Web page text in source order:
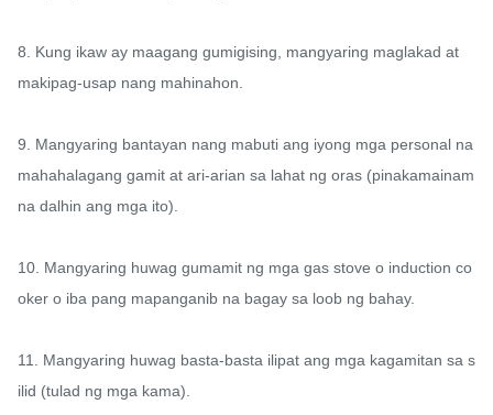
8. Kung ikaw ay maagang gumigising, mangyaring maglakad at
makipag-usap nang mahinahon.
9. Mangyaring bantayan nang mabuti ang iyong mga personal na
mahahalagang gamit at ari-arian sa lahat ng oras (pinakamainam
na dalhin ang mga ito).
10. Mangyaring huwag gumamit ng mga gas stove o induction co
oker o iba pang mapanganib na bagay sa loob ng bahay.
11. Mangyaring huwag basta-basta ilipat ang mga kagamitan sa s
ilid (tulad ng mga kama).